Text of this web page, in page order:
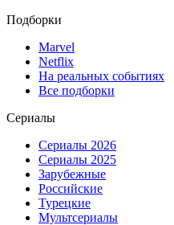
Подборки
Marvel
Netflix
На реальных событиях
Все подборки
Сериалы
Сериалы 2026
Сериалы 2025
Зарубежные
Российские
Турецкие
Мультсериалы